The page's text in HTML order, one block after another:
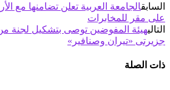
السابقالجامعة العربية تعلن تضامنها مع
على مقر للمخابرات
التاليهيئة المفوضين توصى بتشكيل لجنة من
جزيرتى «تيران وصنافير»
ذات الصلة